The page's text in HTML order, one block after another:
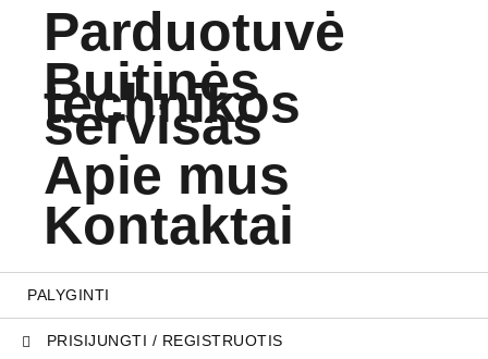
Parduotuvė
Buitinės
technikos
servisas
Apie mus
Kontaktai
PALYGINTI
PRISIJUNGTI / REGISTRUOTIS